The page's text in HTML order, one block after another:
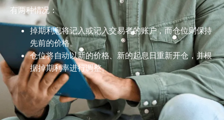
有两种情况：
掉期利息将记入或记入交易者的账户，而仓位则保持
先前的价格。
仓位将自动以新的价格、新的起息日重新开仓，并根
据掉期利率进行调整。